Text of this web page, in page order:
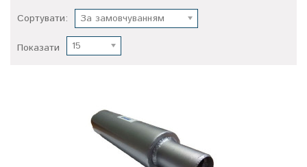
Сортувати: За замовчуванням
Показати 15